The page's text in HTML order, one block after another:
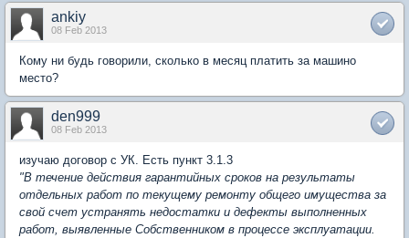
ankiy
08 Feb 2013
Кому ни будь говорили, сколько в месяц платить за машино
место?
den999
08 Feb 2013
изучаю договор с УК. Есть пункт 3.1.3
"В течение действия гарантийных сроков на результаты
отдельных работ по текущему ремонту общего имущества за
свой счет устранять недостатки и дефекты выполненных
работ, выявленные Собственником в процессе эксплуатации.